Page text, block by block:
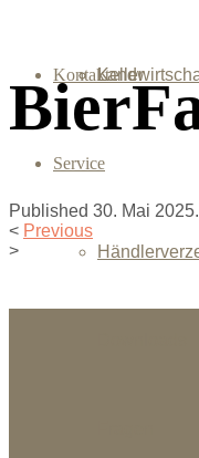
Keller
Kontakt
Service
Published 30. Mai 2025
< Previous
>